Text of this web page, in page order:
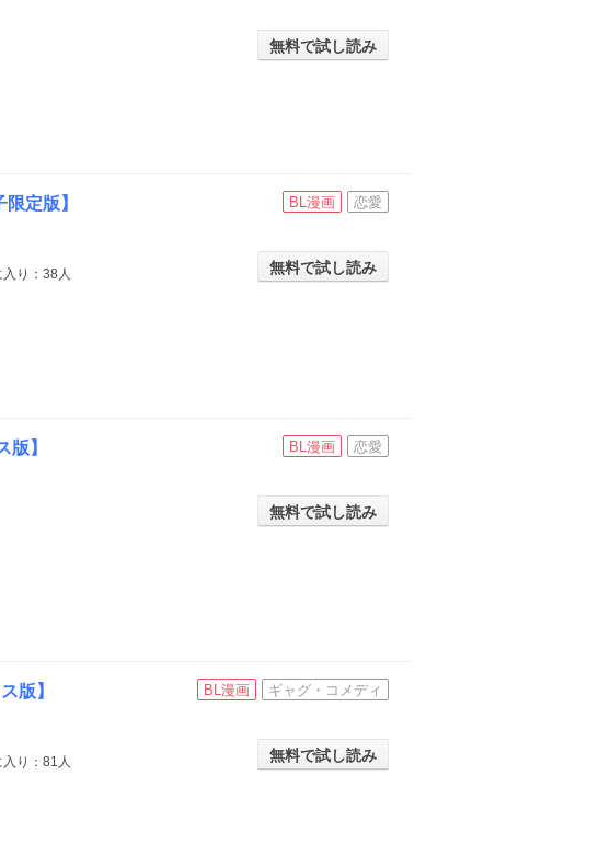
無料で試し読み
BL漫画 恋愛
定版】
無料で試し読み
入り：38人
BL漫画 恋愛
版】
無料で試し読み
BL漫画 ギャグ・コメディ
版】
無料で試し読み
入り：81人